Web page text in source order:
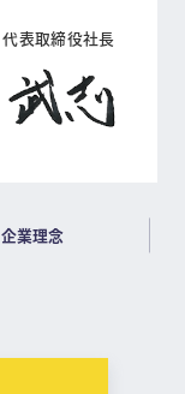
代表取締役社長
企業理念